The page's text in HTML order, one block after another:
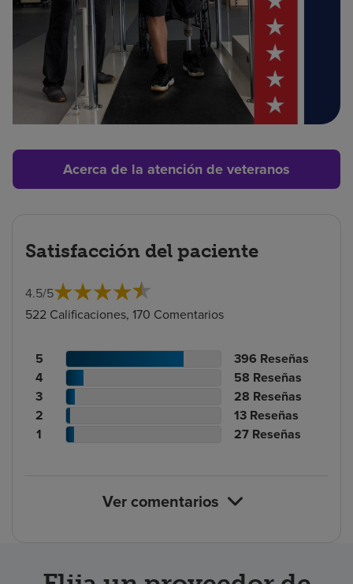
Acerca de la atención de veteranos
Satisfacción del paciente
4.5/5
522 Calificaciones, 170 Comentarios
Recuento
de
calificaciones
de
pacientes
5
N.º
de
reseñas
396 Reseñas
Recuento
de
calificaciones
de
4
N.º
de
reseñas
58 Reseñas
Recuento
de
calificaciones
3
N.º
de
reseñas
28 Reseñas
Recuento
de
2
N.º
de
13 Reseñas
Recuento
1
N.º
27 Reseñas
Ver comentarios